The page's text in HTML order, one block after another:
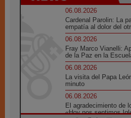
06.08.2026
Cardenal Parolin: La
empatía al dolor del
06.08.2026
Fray Marco Vianelli:
de la Paz en la
06.08.2026
La visita del Papa
minuto
06.08.2026
El agradecimiento de
«Hoy nos sentimos